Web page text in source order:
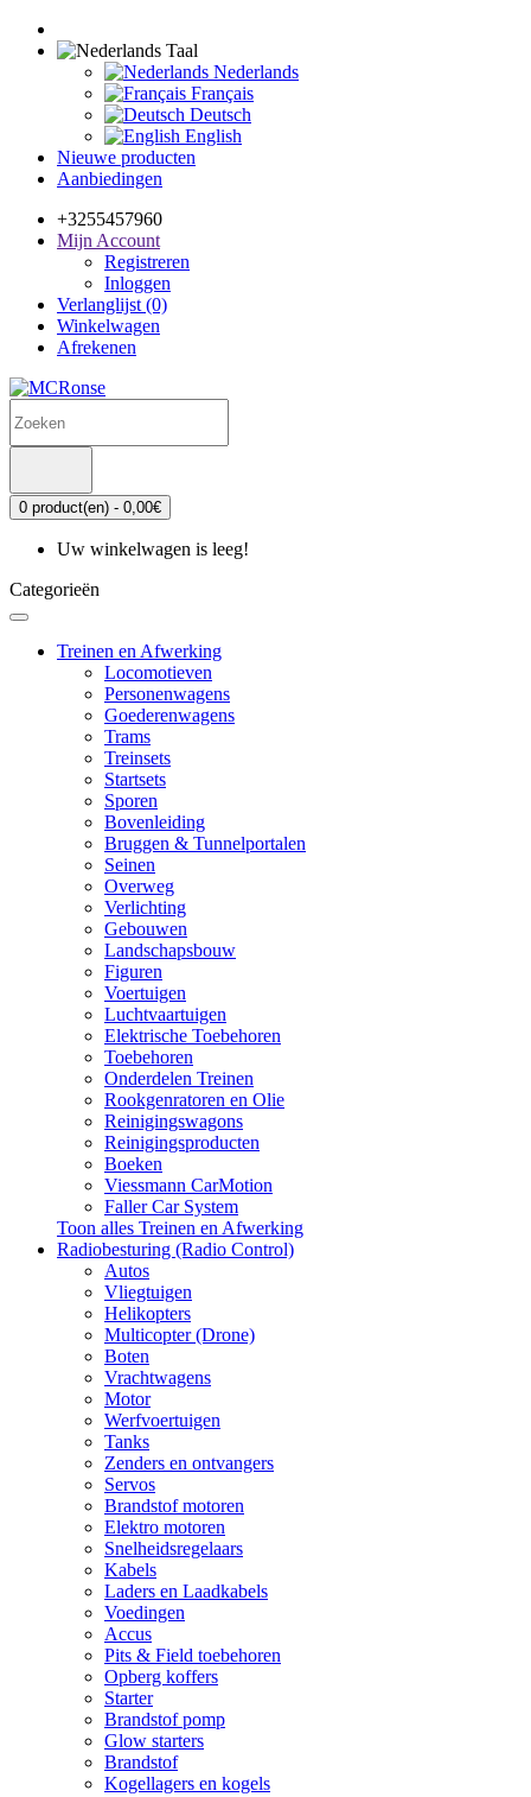
Taal
Nederlands
Français
Deutsch
English
Nieuwe producten
Aanbiedingen
+3255457960
Mijn Account
Registreren
Inloggen
Verlanglijst (0)
Winkelwagen
Afrekenen
0 product(en) - 0,00€
Uw winkelwagen is leeg!
Categorieën
Treinen en Afwerking
Locomotieven
Personenwagens
Goederenwagens
Trams
Treinsets
Startsets
Sporen
Bovenleiding
Bruggen & Tunnelportalen
Seinen
Overweg
Verlichting
Gebouwen
Landschapsbouw
Figuren
Voertuigen
Luchtvaartuigen
Elektrische Toebehoren
Toebehoren
Onderdelen Treinen
Rookgenratoren en Olie
Reinigingswagons
Reinigingsproducten
Boeken
Viessmann CarMotion
Faller Car System
Toon alles Treinen en Afwerking
Radiobesturing (Radio Control)
Autos
Vliegtuigen
Helikopters
Multicopter (Drone)
Boten
Vrachtwagens
Motor
Werfvoertuigen
Tanks
Zenders en ontvangers
Servos
Brandstof motoren
Elektro motoren
Snelheidsregelaars
Kabels
Laders en Laadkabels
Voedingen
Accus
Pits & Field toebehoren
Opberg koffers
Starter
Brandstof pomp
Glow starters
Brandstof
Kogellagers en kogels